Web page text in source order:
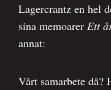
Lagercrantz en hel
sina memoarer Ett
annat:
Vårt samarbete